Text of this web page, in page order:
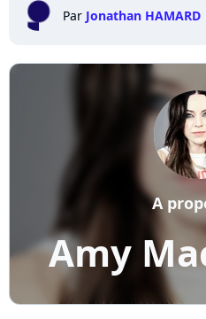
Par Jonathan HAMARD
Amy
A